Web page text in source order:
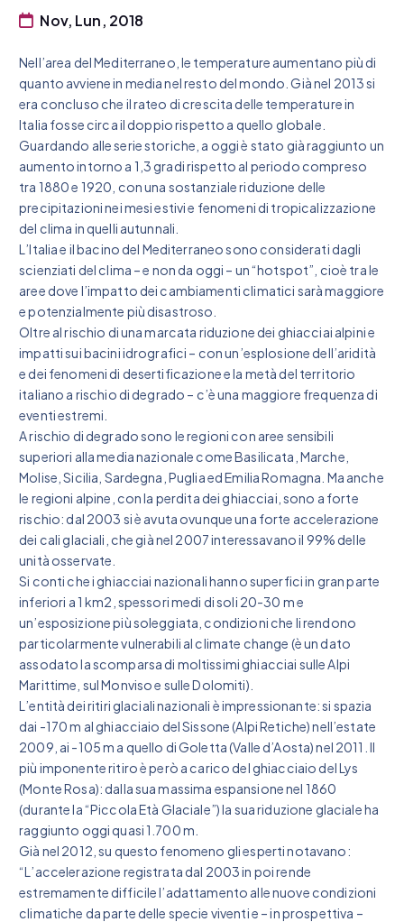
Nov, Lun, 2018
Nell’area del Mediterraneo, le temperature aumentano più di
quanto avviene in media nel resto del mondo. Già nel 2013 si
era concluso che il rateo di crescita delle temperature in
Italia fosse circa il doppio rispetto a quello globale.
Guardando alle serie storiche, a oggi è stato già raggiunto un
aumento intorno a 1,3 gradi rispetto al periodo compreso
tra 1880 e 1920, con una sostanziale riduzione delle
precipitazioni nei mesi estivi e fenomeni di tropicalizzazione
del clima in quelli autunnali.
L’Italia e il bacino del Mediterraneo sono considerati dagli
scienziati del clima – e non da oggi – un “hotspot”, cioè tra le
aree dove l’impatto dei cambiamenti climatici sarà maggiore
e potenzialmente più disastroso.
Oltre al rischio di una marcata riduzione dei ghiacciai alpini e
impatti sui bacini idrografici – con un’esplosione dell’aridità
e dei fenomeni di desertificazione e la metà del territorio
italiano a rischio di degrado – c’è una maggiore frequenza di
eventi estremi.
A rischio di degrado sono le regioni con aree sensibili
superiori alla media nazionale come Basilicata, Marche,
Molise, Sicilia, Sardegna, Puglia ed Emilia Romagna. Ma anche
le regioni alpine, con la perdita dei ghiacciai, sono a forte
rischio: dal 2003 si è avuta ovunque una forte accelerazione
dei cali glaciali, che già nel 2007 interessavano il 99% delle
unità osservate.
Si conti che i ghiacciai nazionali hanno superfici in gran parte
inferiori a 1 km2, spessori medi di soli 20-30 m e
un’esposizione più soleggiata, condizioni che li rendono
particolarmente vulnerabili al climate change (è un dato
assodato la scomparsa di moltissimi ghiacciai sulle Alpi
Marittime, sul Monviso e sulle Dolomiti).
L’entità dei ritiri glaciali nazionali è impressionante: si spazia
dai -170 m al ghiacciaio del Sissone (Alpi Retiche) nell’estate
2009, ai -105 m a quello di Goletta (Valle d’Aosta) nel 2011. Il
più imponente ritiro è però a carico del ghiacciaio del Lys
(Monte Rosa): dalla sua massima espansione nel 1860
(durante la “Piccola Età Glaciale”) la sua riduzione glaciale ha
raggiunto oggi quasi 1.700 m.
Già nel 2012, su questo fenomeno gli esperti notavano:
“L’accelerazione registrata dal 2003 in poi rende
estremamente difficile l’adattamento alle nuove condizioni
climatiche da parte delle specie viventi e – in prospettiva –